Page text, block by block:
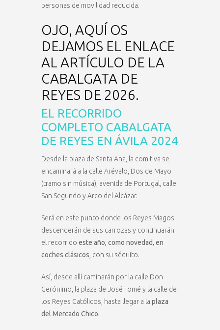
personas de movilidad reducida.
OJO, AQUÍ OS
DEJAMOS EL ENLACE
AL ARTÍCULO DE LA
CABALGATA DE
REYES DE 2026.
EL RECORRIDO
COMPLETO CABALGATA
DE REYES EN ÁVILA 2024
Desde la plaza de Santa Ana, la comitiva se
encaminará a la calle Arévalo, Dos de Mayo
(tramo sin música), avenida de Portugal, calle
San Segundo y Arco del Alcázar.
Será en este punto donde los Reyes Magos
descenderán de sus carrozas y continuarán
el recorrido este año, como novedad, en
coches clásicos , con su séquito.
Así, desde allí caminarán por la calle Don
Gerónimo, la plaza de José Tomé y la calle de
los Reyes Católicos, hasta llegar a la plaza
del Mercado Chico.